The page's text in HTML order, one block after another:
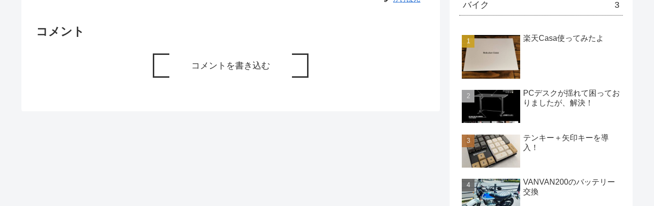
コメント
コメントを書き込む
バイク 3
楽天Casa使ってみたよ
PCデスクが揺れて困ってお
りましたが、解決！
テンキー＋矢印キーを導
入！
VANVAN200のバッテリー
交換